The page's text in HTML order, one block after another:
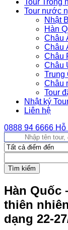
Tour Trong
Tour nước
Nhật
Hàn
Châu
Châu
Châu
Châu
Trung
Châu
Tour
Nhật ký
Liên hệ
0888 94 6666
Tìm kiếm
Hàn
thiên
dạng 22-